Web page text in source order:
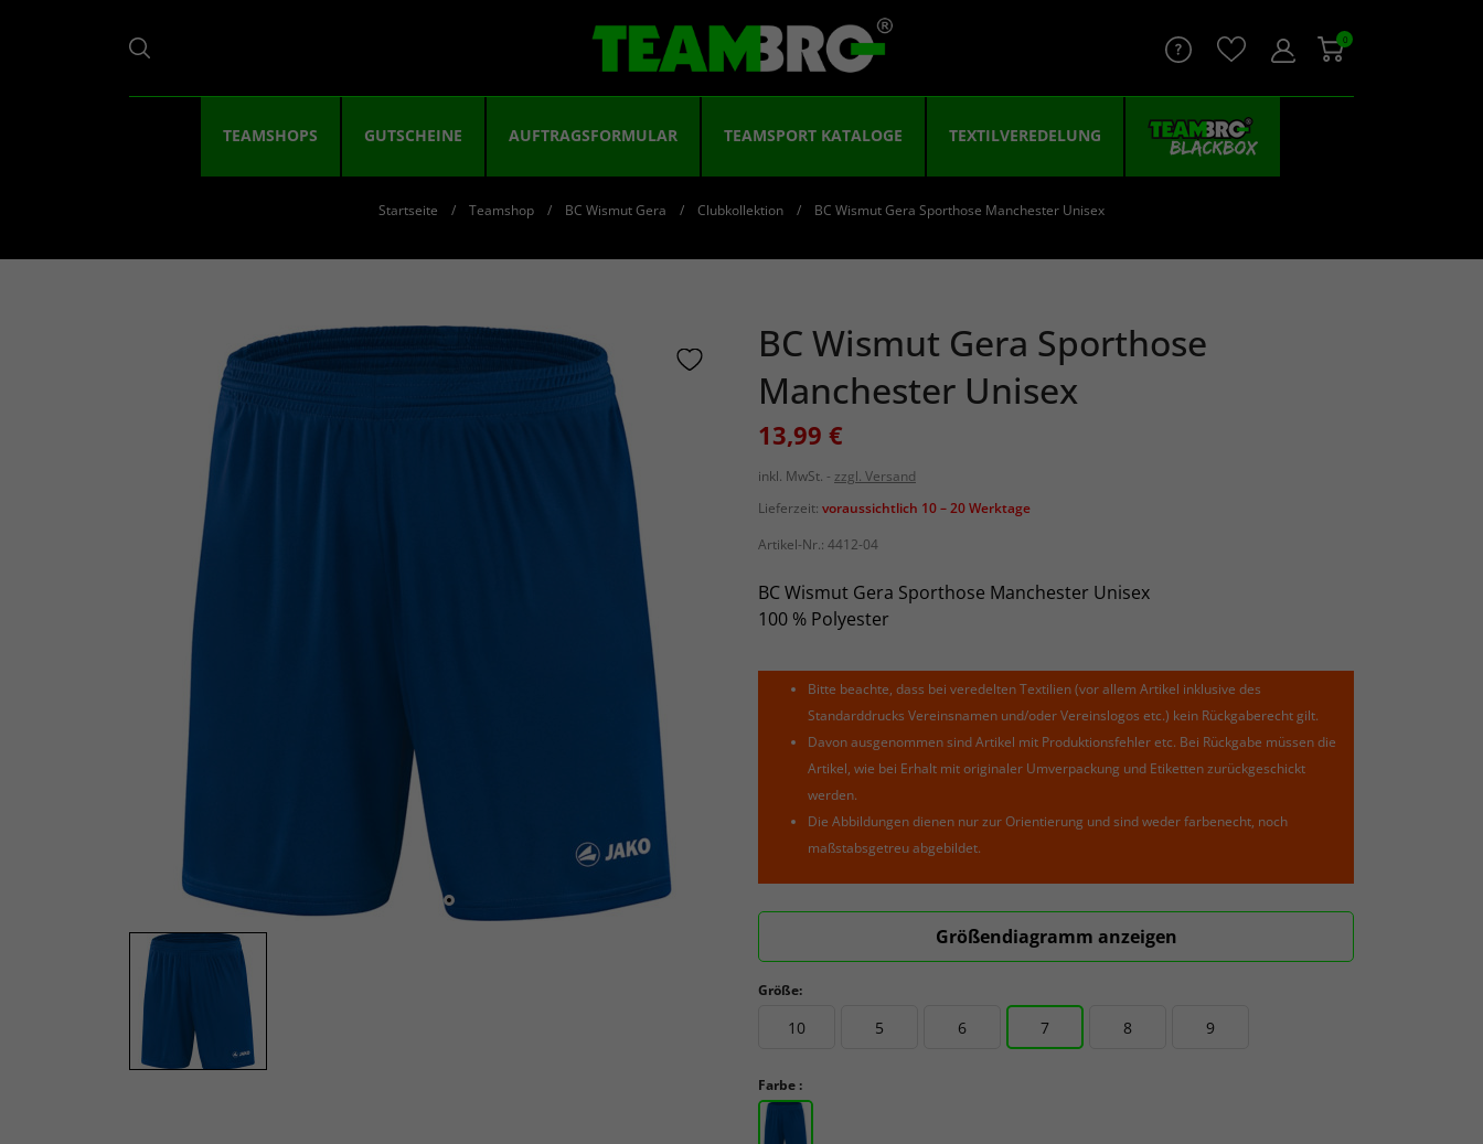
0
TEAMSHOPS GUTSCHEINE AUFTRAGSFORMULAR TEAMSPORT KATALOGE TEXTILVEREDELUNG
Startseite Teamshop BC Wismut Gera Clubkollektion BC Wismut Gera Sporthose Manchester Unisex
BC Wismut Gera Sporthose
Manchester Unisex
13,99 €
inkl. MwSt.
zzgl. Versand
Lieferzeit: voraussichtlich 10 – 20 Werktage
Artikel-Nr.: 4412-04
BC Wismut Gera Sporthose Manchester Unisex
100 % Polyester
Bitte beachte, dass bei veredelten Textilien (vor allem Artikel inklusive des
Standarddrucks Vereinsnamen und/oder Vereinslogos etc.) kein Rückgaberecht gilt.
Davon ausgenommen sind Artikel mit Produktionsfehler etc. Bei Rückgabe müssen die
Artikel, wie bei Erhalt mit originaler Umverpackung und Etiketten zurückgeschickt
werden.
Die Abbildungen dienen nur zur Orientierung und sind weder farbenecht, noch
maßstabsgetreu abgebildet.
Größendiagramm anzeigen
Größe:
10 5 6 7 8 9
Farbe :